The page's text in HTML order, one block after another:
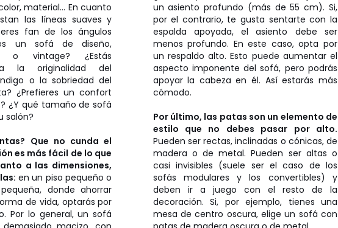
material... En cuanto
las líneas suaves y
fan de los ángulos
un sofá de diseño,
o vintage? ¿Estás
la originalidad del
o la sobriedad del
¿Prefieres un confort
¿Y qué tamaño de sofá
salón?
Que no cunda el
es más fácil de lo que
a las dimensiones,
en un piso pequeño o
donde ahorrar
de vida, optarás por
Por lo general, un sofá
un asiento profundo (más de 55 cm). Si,
por el contrario, te gusta sentarte con la
espalda apoyada, el asiento debe ser
menos profundo. En este caso, opta por
un respaldo alto. Esto puede aumentar el
aspecto imponente del sofá, pero podrás
apoyar la cabeza en él. Así estarás más
cómodo.
Por último, las patas son un elemento de
estilo que no debes pasar por alto.
Pueden ser rectas, inclinadas o cónicas, de
madera o de metal. Pueden ser altas o
casi invisibles (suele ser el caso de los
sofás modulares y los convertibles) y
deben ir a juego con el resto de la
decoración. Si, por ejemplo, tienes una
mesa de centro oscura, elige un sofá con